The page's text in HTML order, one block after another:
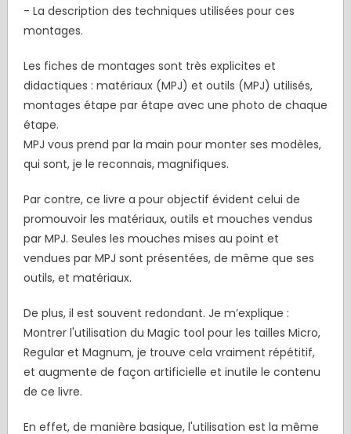
- La description des techniques utilisées pour ces
montages.
Les fiches de montages sont très explicites et
didactiques : matériaux (MPJ) et outils (MPJ) utilisés,
montages étape par étape avec une photo de chaque
étape.
MPJ vous prend par la main pour monter ses modèles,
qui sont, je le reconnais, magnifiques.
Par contre, ce livre a pour objectif évident celui de
promouvoir les matériaux, outils et mouches vendus
par MPJ. Seules les mouches mises au point et
vendues par MPJ sont présentées, de même que ses
outils, et matériaux.
De plus, il est souvent redondant. Je m’explique :
Montrer l'utilisation du Magic tool pour les tailles Micro,
Regular et Magnum, je trouve cela vraiment répétitif,
et augmente de façon artificielle et inutile le contenu
de ce livre.
En effet, de manière basique, l'utilisation est la même